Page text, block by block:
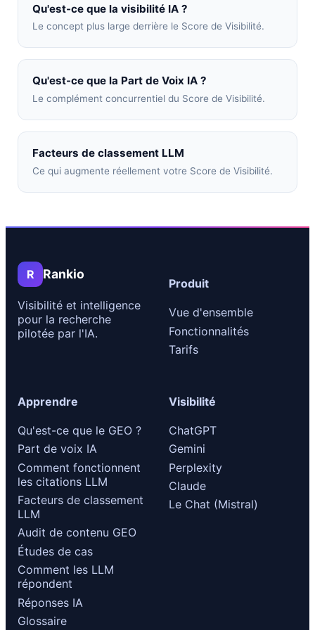
Qu'est-ce que la visibilité IA ?
Le concept plus large derrière le Score de Visibilité.
Qu'est-ce que la Part de Voix IA ?
Le complément concurrentiel du Score de Visibilité.
Facteurs de classement LLM
Ce qui augmente réellement votre Score de Visibilité.
R Rankio
Visibilité et intelligence
pour la recherche
pilotée par l'IA.
Produit
Vue d'ensemble
Fonctionnalités
Tarifs
Apprendre
Qu'est-ce que le GEO ?
Part de voix IA
Comment fonctionnent
les citations LLM
Facteurs de classement
LLM
Audit de contenu GEO
Études de cas
Comment les LLM
répondent
Réponses IA
Glossaire
Visibilité
ChatGPT
Gemini
Perplexity
Claude
Le Chat (Mistral)